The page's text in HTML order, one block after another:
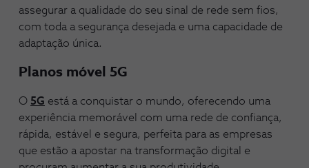
assegurar a qualidade do seu sinal de rede sem fios,
com toda a segurança desejada e uma capacidade de
adaptação única.
Planos móvel 5G
O 5G está a conquistar o mundo, oferecendo uma
experiência memorável com uma rede de confiança,
rápida, estável e segura, perfeita para as empresas
que estão a apostar na transformação digital e